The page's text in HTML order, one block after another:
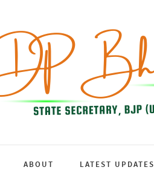
ABOUT LATEST UPDATES